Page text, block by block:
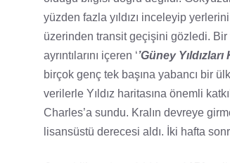
yüzden fazla yıldızı inceleyip
üzerinden transit geçişini gözledi. Bir
ayrıntılarını içeren ‘’Güney
birçok genç tek başına yabancı bir
verilerle Yıldız haritasına önemli
Charles’a sundu. Kralın devreye
lisansüstü derecesi aldı. İki hafta